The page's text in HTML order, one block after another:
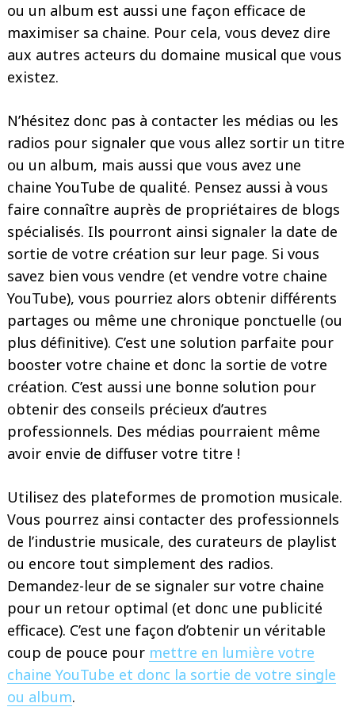
ou un album est aussi une façon efficace de
maximiser sa chaine. Pour cela, vous devez dire
aux autres acteurs du domaine musical que vous
existez.
N’hésitez donc pas à contacter les médias ou les
radios pour signaler que vous allez sortir un titre
ou un album, mais aussi que vous avez une
chaine YouTube de qualité. Pensez aussi à vous
faire connaître auprès de propriétaires de blogs
spécialisés. Ils pourront ainsi signaler la date de
sortie de votre création sur leur page. Si vous
savez bien vous vendre (et vendre votre chaine
YouTube), vous pourriez alors obtenir différents
partages ou même une chronique ponctuelle (ou
plus définitive). C’est une solution parfaite pour
booster votre chaine et donc la sortie de votre
création. C’est aussi une bonne solution pour
obtenir des conseils précieux d’autres
professionnels. Des médias pourraient même
avoir envie de diffuser votre titre !
Utilisez des plateformes de promotion musicale.
Vous pourrez ainsi contacter des professionnels
de l’industrie musicale, des curateurs de playlist
ou encore tout simplement des radios.
Demandez-leur de se signaler sur votre chaine
pour un retour optimal (et donc une publicité
efficace). C’est une façon d’obtenir un véritable
coup de pouce pour mettre en lumière votre
chaine YouTube et donc la sortie de votre single
ou album.